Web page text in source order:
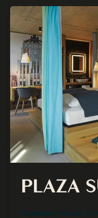
PLAZA
timbaumg / Februar 9,